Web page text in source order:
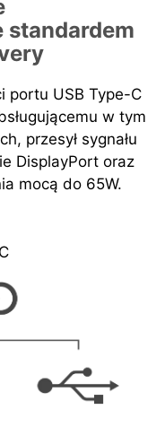
standardem
portu USB Type-C
w tym
przesył sygnału
DisplayPort oraz
mocą do 65W.